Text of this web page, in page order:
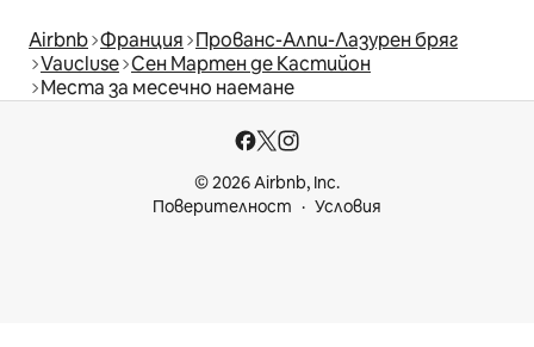
Airbnb Франция Прованс-Алпи-Лазурен бряг
Vaucluse Сен Мартен де Кастийон
Места за месечно наемане
© 2026 Airbnb, Inc.
Поверителност
Условия